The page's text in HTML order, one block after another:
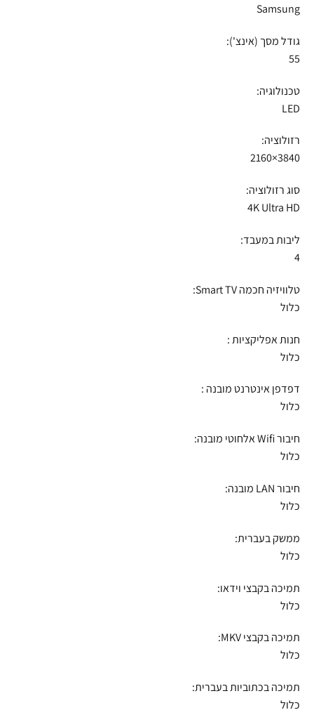
Samsung
גודל מסך (אינצ'):
55
טכנולוגיה:
LED
רזולוציה:
3840×2160
סוג רזולוציה:
4K Ultra HD
ליבות במעבד:
4
טלוויזיה חכמה Smart TV:
כלול
חנות אפליקציות :
כלול
דפדפן אינטרנט מובנה :
כלול
חיבור Wifi אלחוטי מובנה:
כלול
חיבור LAN מובנה:
כלול
ממשק בעברית:
כלול
תמיכה בקבצי וידאו:
כלול
תמיכה בקבצי MKV:
כלול
תמיכה בכתוביות בעברית:
כלול